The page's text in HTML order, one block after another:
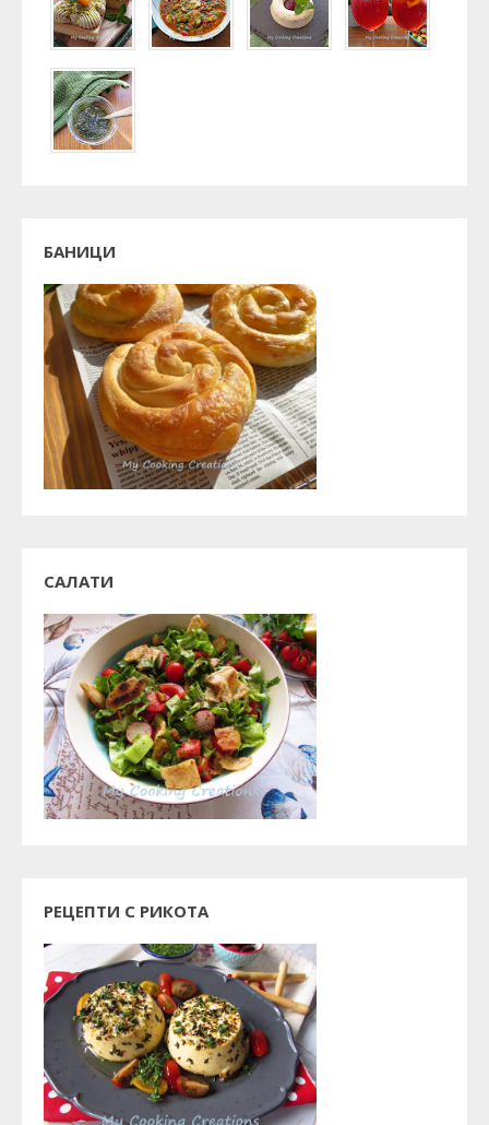
БАНИЦИ
САЛАТИ
РЕЦЕПТИ С РИКОТА